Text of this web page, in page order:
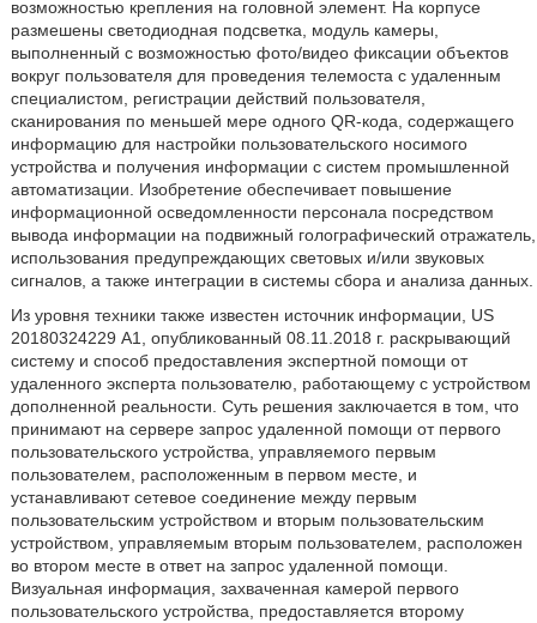
возможностью крепления на головной элемент. На корпусе
размешены светодиодная подсветка, модуль камеры,
выполненный с возможностью фото/видео фиксации объектов
вокруг пользователя для проведения телемоста с удаленным
специалистом, регистрации действий пользователя,
сканирования по меньшей мере одного QR-кода, содержащего
информацию для настройки пользовательского носимого
устройства и получения информации с систем промышленной
автоматизации. Изобретение обеспечивает повышение
информационной осведомленности персонала посредством
вывода информации на подвижный голографический отражатель,
использования предупреждающих световых и/или звуковых
сигналов, а также интеграции в системы сбора и анализа данных.
Из уровня техники также известен источник информации, US
20180324229 А1, опубликованный 08.11.2018 г. раскрывающий
систему и способ предоставления экспертной помощи от
удаленного эксперта пользователю, работающему с устройством
дополненной реальности. Суть решения заключается в том, что
принимают на сервере запрос удаленной помощи от первого
пользовательского устройства, управляемого первым
пользователем, расположенным в первом месте, и
устанавливают сетевое соединение между первым
пользовательским устройством и вторым пользовательским
устройством, управляемым вторым пользователем, расположен
во втором месте в ответ на запрос удаленной помощи.
Визуальная информация, захваченная камерой первого
пользовательского устройства, предоставляется второму